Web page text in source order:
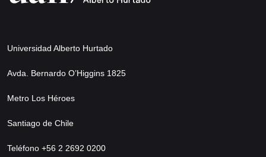
Universidad Alberto Hurtado
Avda. Bernardo O’Higgins 1825
Metro Los Héroes
Santiago de Chile
Teléfono +56 2 2692 0200